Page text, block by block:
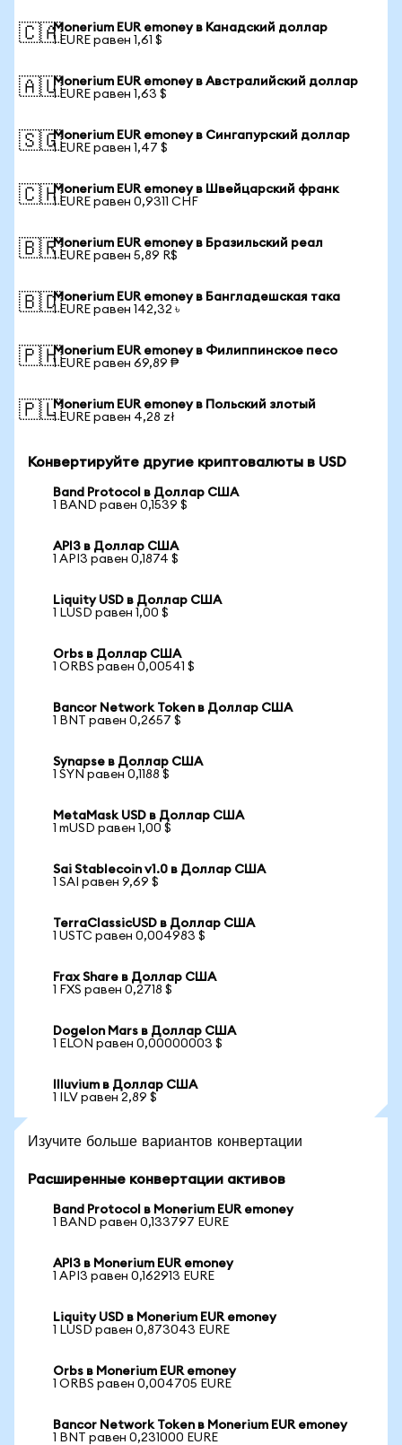
🇨🇦Monerium EUR emoney в Канадский доллар
1 EURE равен 1,61 $
🇦🇺Monerium EUR emoney в Австралийский доллар
1 EURE равен 1,63 $
🇸🇬Monerium EUR emoney в Сингапурский доллар
1 EURE равен 1,47 $
🇨🇭Monerium EUR emoney в Швейцарский франк
1 EURE равен 0,9311 CHF
🇧🇷Monerium EUR emoney в Бразильский реал
1 EURE равен 5,89 R$
🇧🇩Monerium EUR emoney в Бангладешская така
1 EURE равен 142,32 ৳
🇵🇭Monerium EUR emoney в Филиппинское песо
1 EURE равен 69,89 ₱
🇵🇱Monerium EUR emoney в Польский злотый
1 EURE равен 4,28 zł
Конвертируйте другие криптовалюты в USD
Band Protocol в Доллар США
1 BAND равен 0,1539 $
API3 в Доллар США
1 API3 равен 0,1874 $
Liquity USD в Доллар США
1 LUSD равен 1,00 $
Orbs в Доллар США
1 ORBS равен 0,00541 $
Bancor Network Token в Доллар США
1 BNT равен 0,2657 $
Synapse в Доллар США
1 SYN равен 0,1188 $
MetaMask USD в Доллар США
1 mUSD равен 1,00 $
Sai Stablecoin v1.0 в Доллар США
1 SAI равен 9,69 $
TerraClassicUSD в Доллар США
1 USTC равен 0,004983 $
Frax Share в Доллар США
1 FXS равен 0,2718 $
Dogelon Mars в Доллар США
1 ELON равен 0,00000003 $
Illuvium в Доллар США
1 ILV равен 2,89 $
Изучите больше вариантов конвертации
Расширенные конвертации активов
Band Protocol в Monerium EUR emoney
1 BAND равен 0,133797 EURE
API3 в Monerium EUR emoney
1 API3 равен 0,162913 EURE
Liquity USD в Monerium EUR emoney
1 LUSD равен 0,873043 EURE
Orbs в Monerium EUR emoney
1 ORBS равен 0,004705 EURE
Bancor Network Token в Monerium EUR emoney
1 BNT равен 0,231000 EURE